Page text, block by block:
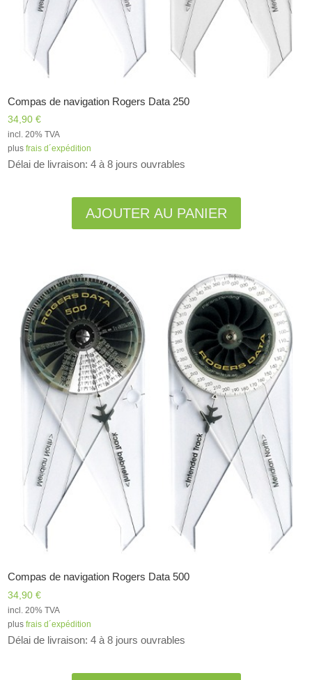
Compas de navigation Rogers Data 250
34,90€
incl. 20% TVA
plusfrais d´expédition
Délai de livraison: 4 à 8 jours ouvrables
AJOUTER AU PANIER
Compas de navigation Rogers Data 500
34,90€
incl. 20% TVA
plusfrais d´expédition
Délai de livraison: 4 à 8 jours ouvrables